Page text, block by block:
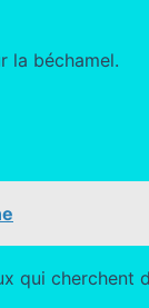
la béchamel.
cherchent